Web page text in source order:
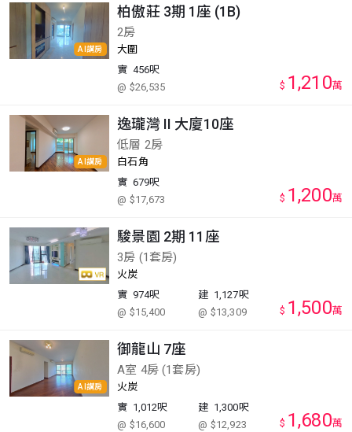
AI講房
柏傲莊 3期 1座 (1B)
2房
大圍
實 456呎
@ $26,535
$ 1,210萬
AI講房
逸瓏灣 II 大廈10座
低層 2房
白石角
實 679呎
@ $17,673
$ 1,200萬
駿景園 2期 11座
3房 (1套房)
火炭
實 974呎
@ $15,400
建 1,127呎
@ $13,309
$ 1,500萬
AI講房
御龍山 7座
A室 4房 (1套房)
火炭
實 1,012呎
@ $16,600
建 1,300呎
@ $12,923
$ 1,680萬